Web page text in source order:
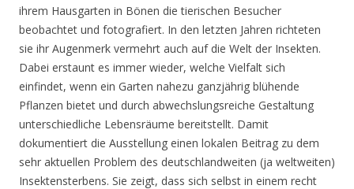
ihrem Hausgarten in Bönen die tierischen Besucher
beobachtet und fotografiert. In den letzten Jahren richteten
sie ihr Augenmerk vermehrt auch auf die Welt der Insekten.
Dabei erstaunt es immer wieder, welche Vielfalt sich
einfindet, wenn ein Garten nahezu ganzjährig blühende
Pflanzen bietet und durch abwechslungsreiche Gestaltung
unterschiedliche Lebensräume bereitstellt. Damit
dokumentiert die Ausstellung einen lokalen Beitrag zu dem
sehr aktuellen Problem des deutschlandweiten (ja weltweiten)
Insektensterbens. Sie zeigt, dass sich selbst in einem recht